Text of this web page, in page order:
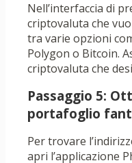
Nell’interfaccia di
criptovaluta che
tra varie opzioni
Polygon o Bitcoin.
criptovaluta che
Passaggio 5:
portafoglio
Per trovare
apri l’applicazione